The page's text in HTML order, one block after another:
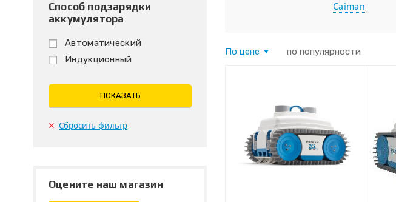
По цене по популярности
Caiman
Способ подзарядки
аккумулятора
Автоматический
Индукционный
ПОКАЗАТЬ
Сбросить фильтр
Оцените наш магазин